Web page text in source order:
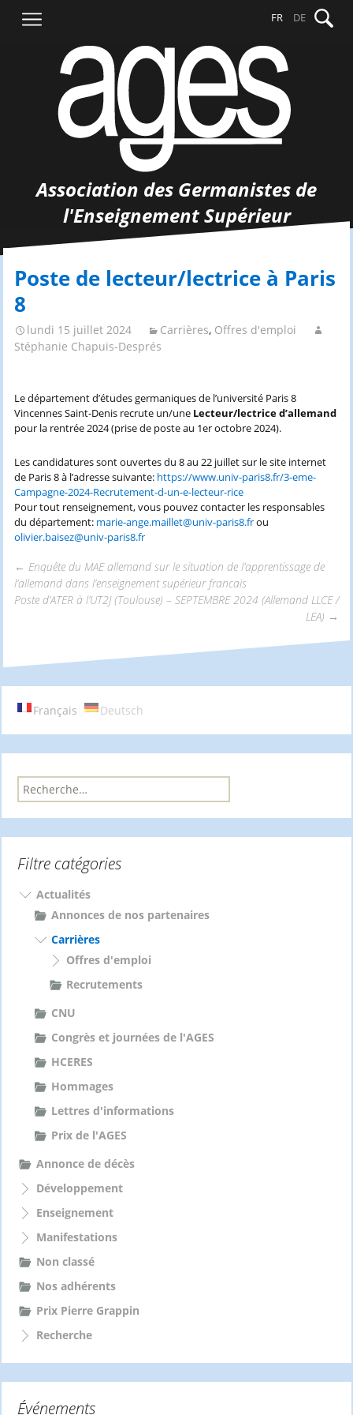
contenu
FR DE
Association des Germanistes de
l'Enseignement Supérieur
Poste de lecteur/lectrice à Paris
8
lundi 15 juillet 2024 Carrières, Offres d'emploi
Stéphanie Chapuis-Després
Le département d’études germaniques de l’université Paris 8
Vincennes Saint-Denis recrute un/une Lecteur/lectrice d’allemand
pour la rentrée 2024 (prise de poste au 1er octobre 2024).
Les candidatures sont ouvertes du 8 au 22 juillet sur le site internet
de Paris 8 à l’adresse suivante: https://www.univ-paris8.fr/3-eme-
Campagne-2024-Recrutement-d-un-e-lecteur-rice
Pour tout renseignement, vous pouvez contacter les responsables
du département: marie-ange.maillet@univ-paris8.frou
olivier.baisez@univ-paris8.fr
Navigation
des
articles
← Enquête du MAE allemand sur le situation de l’apprentissage de
l’allemand dans l’enseignement supérieur francais
Poste d’ATER à l’UT2J (Toulouse) – SEPTEMBRE 2024 (Allemand LLCE /
LEA) →
Français Deutsch
R
e
r
h
Filtre catégories
Actualités
Annonces de nos partenaires
Carrières
Offres d'emploi
Recrutements
CNU
Congrès et journées de l'AGES
HCERES
Hommages
Lettres d'informations
Prix de l'AGES
Annonce de décès
Développement
Enseignement
Manifestations
Non classé
Nos adhérents
Prix Pierre Grappin
Recherche
Événements